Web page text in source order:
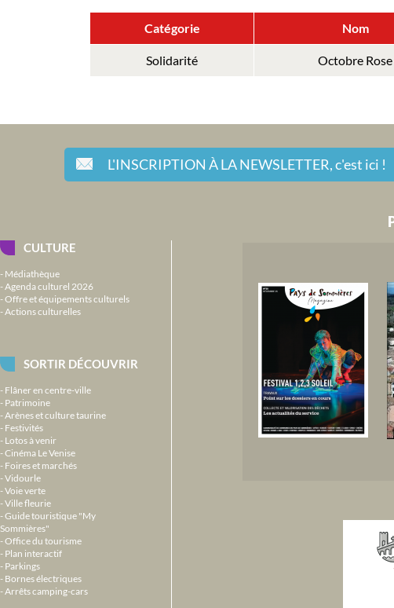
Catégorie Nom
Solidarité Octobre Rose
L'INSCRIPTION À LA NEWSLETTER,c'est ici !
CULTURE
Médiathèque
Agenda culturel 2026
Offre et équipements culturels
Actions culturelles
SORTIR DÉCOUVRIR
Flâner en centre-ville
Patrimoine
Arènes et culture taurine
Festivités
Lotos à venir
Cinéma Le Venise
Foires et marchés
Vidourle
Voie verte
Ville fleurie
Guide touristique "My
Sommières"
Office du tourisme
Plan interactif
Parkings
Bornes électriques
Arrêts camping-cars